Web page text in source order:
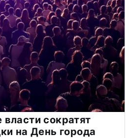
сократят
на День города